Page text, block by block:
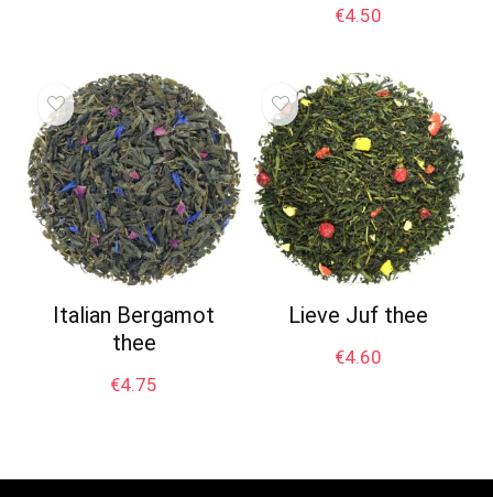
€4.50
Italian Bergamot
thee
€4.75
Lieve Juf thee
€4.60